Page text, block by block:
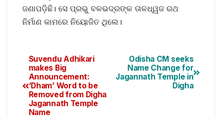
ଜଣାପଡ଼ିଛି। ସେ ପ୍ରଭୁ ବଳଭଦ୍ରଙ୍କ ତାଳଧ୍ୱଜ ରଥ
ନିର୍ମାଣ କାମରେ ନିୟୋଜିତ ଥିଲେ।
Odisha CM seeks
Name Change for
Jagannath Temple in
Digha
Suvendu Adhikari
makes Big
Announcement:
‘Dham’ Word to be
Removed from Digha
Jagannath Temple
Name